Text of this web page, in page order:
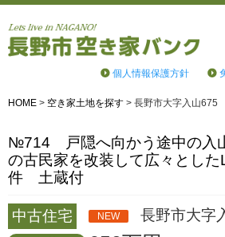
個人情報保護方針
HOME > 空き家土地を探す > 長野市大字入山675
№714 戸隠へ向かう途中の入
の古民家を改装して広々とし
件 土蔵付
中古住宅 NEW 長野市大字